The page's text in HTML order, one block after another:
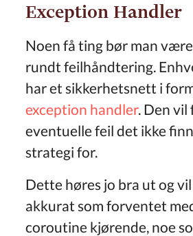
Exception Handler
Noen få ting bør man
rundt feilhåndtering.
har et sikkerhetsnett i
exception handler. Den vil
eventuelle feil det ikke
strategi for.
Dette høres jo bra ut og
akkurat som forventet
coroutine kjørende, noe